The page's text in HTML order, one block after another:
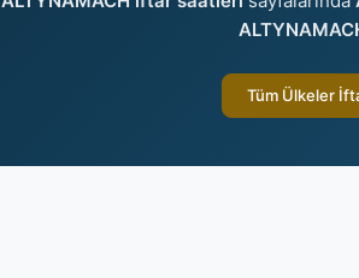
Tüm Ülkeler